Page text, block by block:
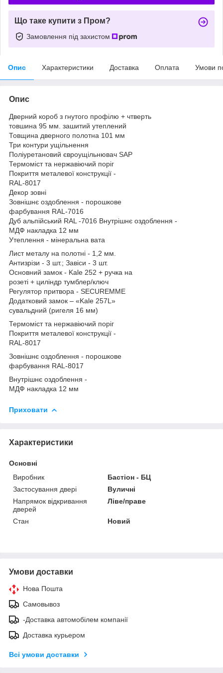
Що таке купити з Пром?
Замовлення під захистом
Опис Характеристики Доставка Оплата Умови
Опис
Дверний короб з гнутого профілю + чтверть
товшина 95 мм. зашитий утеплений
Товщина дверного полотна 101 мм
Три контури ущільнення
Поліуретановий євроущільнювач SAP
Термоміст та нержавіючий поріг
Покриття металевої конструкції -
RAL-8017
Декор зовні
Зовнішнє оздоблення - порошкове
фарбування RAL-7016
Дуб альпійський RAL -7016 Внутрішнє оздоблення -
МДФ накладка 12 мм
Утеплення - мінеральна вата
Лист металу на полотні - 1,2 мм.
Антизрізи - 3 шт.; Завіси - 3 шт.
Основний замок - Kale 252 + ручка на
розеті + циліндр тумблер/ключ
Регулятор притвора - SECUREMME
Додатковий замок – «Kale 257L»
сувальдний (ригеля 16 мм)
Термоміст та нержавіючий поріг
Покриття металевої конструкції -
RAL-8017
Зовнішнє оздоблення - порошкове
фарбування RAL-8017
Внутрішнє оздоблення -
МДФ накладка 12 мм
Приховати
Характеристики
Основні
Виробник
Бастіон - БЦ
Застосування двері
Вуличні
Напрямок відкривання
дверей
Ліве/праве
Стан Новий
Умови доставки
Нова Пошта
Самовывоз
-Доставка автомобілем компанії
Доставка курьером
Всі умови доставки